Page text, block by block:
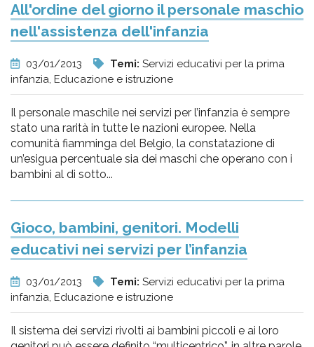
All'ordine del giorno il personale maschio
nell'assistenza dell'infanzia
03/01/2013 Temi: Servizi educativi per la prima
infanzia, Educazione e istruzione
Il personale maschile nei servizi per l’infanzia è sempre
stato una rarità in tutte le nazioni europee. Nella
comunità fiamminga del Belgio, la constatazione di
un’esigua percentuale sia dei maschi che operano con i
bambini al di sotto...
Gioco, bambini, genitori. Modelli
educativi nei servizi per l’infanzia
03/01/2013 Temi: Servizi educativi per la prima
infanzia, Educazione e istruzione
Il sistema dei servizi rivolti ai bambini piccoli e ai loro